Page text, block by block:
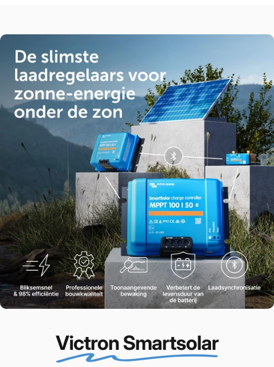
Victron Smartsolar